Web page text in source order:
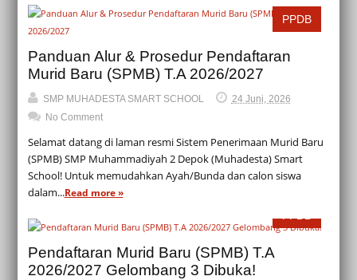
PPDB
Panduan Alur & Prosedur Pendaftaran
Murid Baru (SPMB) T.A 2026/2027
SMP MUHADESTA SMART SCHOOL
24 Juni, 2026
No Comment
Selamat datang di laman resmi Sistem Penerimaan Murid Baru
(SPMB) SMP Muhammadiyah 2 Depok (Muhadesta) Smart
School! Untuk memudahkan Ayah/Bunda dan calon siswa
dalam...Read more »
PPDB
Pendaftaran Murid Baru (SPMB) T.A
2026/2027 Gelombang 3 Dibuka!